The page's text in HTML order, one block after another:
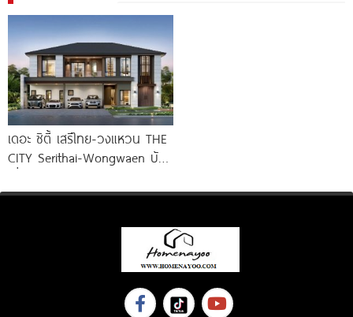
เดอะ ซิตี้ เสรีไทย-วงแหวน THE
CITY Serithai-Wongwaen บ้าน